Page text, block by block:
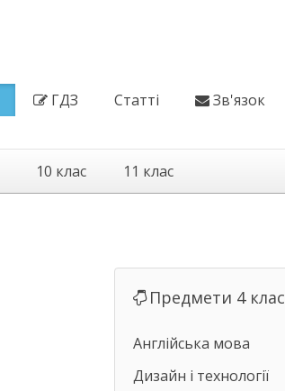
ГДЗ Статті Зв'язок
10 клас 11 клас
Предмети 4 клас
Англійська мова
Дизайн і технології